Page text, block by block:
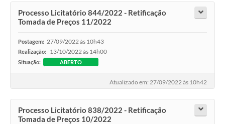
Processo Licitatório 844/2022 - Retificação
Tomada de Preços 11/2022
Postagem: 27/09/2022 às 10h43
Realização: 13/10/2022 às 14h00
Situação: ABERTO
Atualizado em: 27/09/2022 às 10h42
Processo Licitatório 838/2022 - Retificação
Tomada de Preços 10/2022